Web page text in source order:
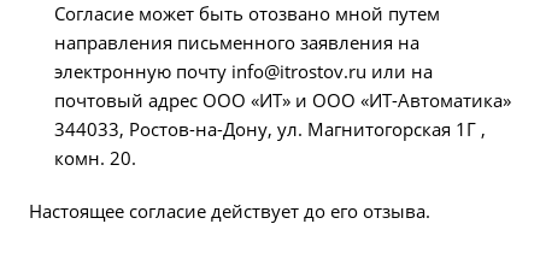
Согласие может быть отозвано мной путем
направления письменного заявления на
электронную почту info@itrostov.ru или на
почтовый адрес ООО «ИТ» и ООО «ИТ-Автоматика»
344033, Ростов-на-Дону, ул. Магнитогорская 1Г ,
комн. 20.
Настоящее согласие действует до его отзыва.